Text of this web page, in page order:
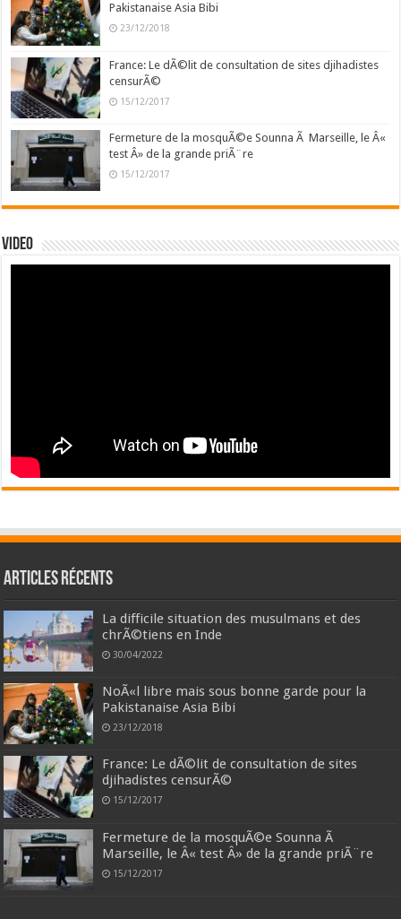
Pakistanaise Asia Bibi
23/12/2018
France: Le dÃ©lit de consultation de sites djihadistes
censurÃ©
15/12/2017
Fermeture de la mosquÃ©e Sounna Ã Marseille, le Â«
test Â» de la grande priÃ¨re
15/12/2017
Video
Articles récents
La difficile situation des musulmans et des
chrÃ©tiens en Inde
30/04/2022
NoÃ«l libre mais sous bonne garde pour la
Pakistanaise Asia Bibi
23/12/2018
France: Le dÃ©lit de consultation de sites
djihadistes censurÃ©
15/12/2017
Fermeture de la mosquÃ©e Sounna Ã
Marseille, le Â« test Â» de la grande priÃ¨re
15/12/2017